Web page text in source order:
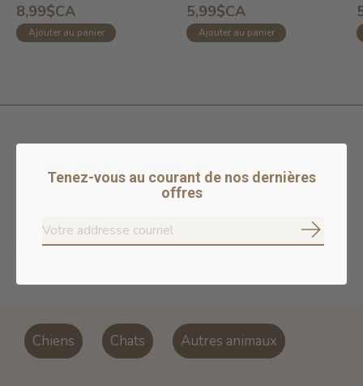
8,99$CA
Ajouter au panier
5,99$CA
Ajouter au panier
Garder contact
Don’t worry, we won’t spam
Chiens Chats Autres animaux
Tenez-vous au courant de nos dernières
offres